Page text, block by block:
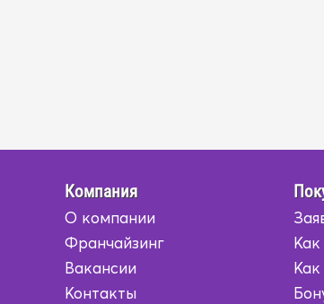
Компания
О компании
Франчайзинг
Вакансии
Контакты
Как
Как